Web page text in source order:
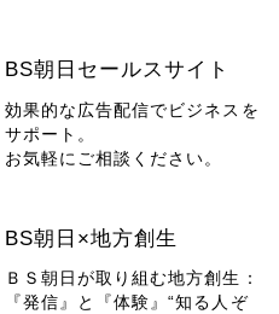
BS朝日セールスサイト
効果的な広告配信でビジネスを
サポート。
お気軽にご相談ください。
BS朝日×地方創生
ＢＳ朝日が取り組む地方創生：
『発信』と『体験』“知る人ぞ